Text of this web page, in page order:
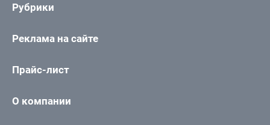
Рубрики
Реклама на сайте
Прайс-лист
О компании